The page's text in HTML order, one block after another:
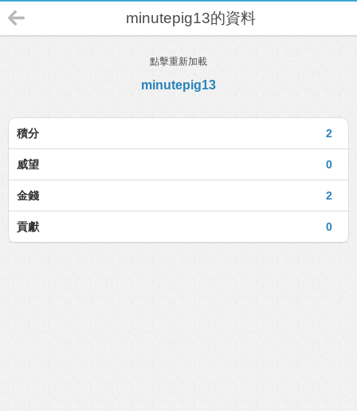
minutepig13的資料
點擊重新加載
minutepig13
2
積分
0
威望
2
金錢
0
貢獻